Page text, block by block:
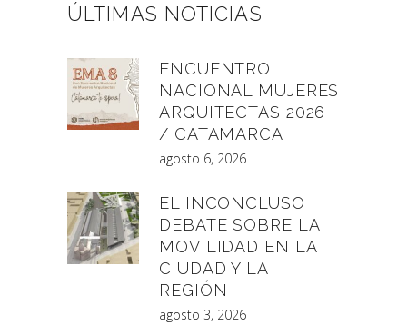
ÚLTIMAS NOTICIAS
ENCUENTRO
NACIONAL MUJERES
ARQUITECTAS 2026
/ CATAMARCA
agosto 6, 2026
EL INCONCLUSO
DEBATE SOBRE LA
MOVILIDAD EN LA
CIUDAD Y LA
REGIÓN
agosto 3, 2026